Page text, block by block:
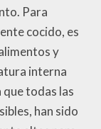
Para
cocido, es
y
interna
que todas las
han sido